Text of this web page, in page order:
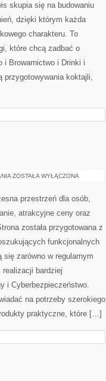
skupia się na budowaniu
dzięki którym każda
charakteru. To
które chcą zadbać o
i Browarnictwo i Drinki i
przygotowywania koktajli,
CYBERBEZPIECZEŃSTWO
ZOSTAŁA WYŁĄCZONA
przestrzeń dla osób,
atrakcyjne ceny oraz
została przygotowana z
funkcjonalnych
się zarówno w regularnym
bardziej
i Cyberbezpieczeństwo.
na potrzeby szerokiego
praktyczne, które […]